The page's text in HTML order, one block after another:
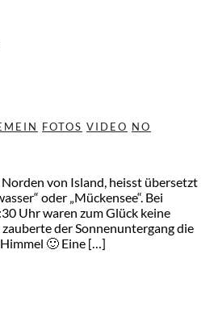
FOTOS VIDEO NO
von Island, heisst übersetzt
oder „Mückensee“. Bei
Uhr waren zum Glück keine
der Sonnenuntergang die
🙂 Eine […]